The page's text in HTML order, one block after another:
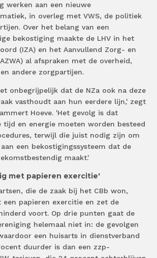
werken aan een nieuwe
in overleg met VWS, de politiek
Over het belang van een
bekostiging maakte de LHV in het
(IZA) en het Aanvullend Zorg- en
al afspraken met de overheid,
andere zorgpartijen.
onbegrijpelijk dat de NZa ook na deze
vasthoudt aan hun eerdere lijn,' zegt
Hoeve. 'Het gevolg is dat
tijd en energie moeten worden besteed
terwijl die juist nodig zijn om
een bekostigingssysteem dat de
maakt.'
met papieren exercitie'
die de zaak bij het CBb won,
papieren exercitie en zet de
voort. Op drie punten gaat de
helemaal niet in: de gevolgen
een huisarts in dienstverband
duurder is dan een zzp-